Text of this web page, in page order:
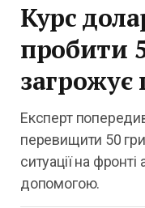
Курс
пробити
загрожує
Експерт
перевищити 50
ситуації на
допомогою.